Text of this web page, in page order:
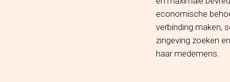
economische
verbinding maken,
zingeving zoeken
haar medemens.